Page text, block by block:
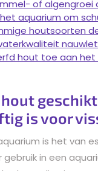
of algengroei
aquarium om
houtsoorten
hout toe aan
is voor
is het van
in een